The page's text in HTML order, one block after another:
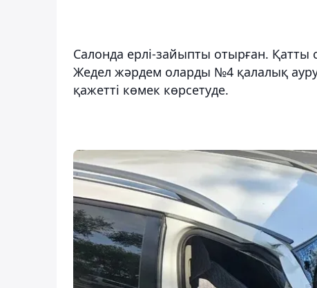
Салонда ерлі-зайыпты отырған.
Жедел жәрдем оларды №4 қалалық
қажетті көмек көрсетуде.